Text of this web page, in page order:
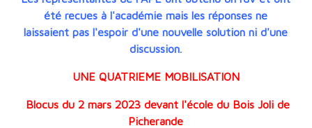
été recues à l'académie mais les réponses ne
laissaient pas l'espoir d'une nouvelle solution ni d'une
discussion.
UNE QUATRIEME MOBILISATION
Blocus du 2 mars 2023 devant l'école du Bois Joli de
Picherande